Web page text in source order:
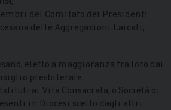
del Comitato dei Presidenti
delle Aggregazioni Laicali;
eletto a maggioranza fra loro dai
presbiterale;
ai Vita Consacrata, o Società di
in Diocesi scelto dagli altri